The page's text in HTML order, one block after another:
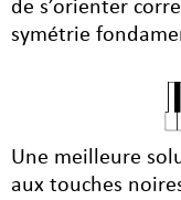
de s’orienter
symétrie
Une meilleure
aux touches